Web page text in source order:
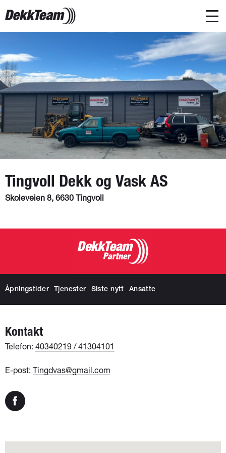
Tingvoll Dekk og Vask AS
Skoleveien 8, 6630 Tingvoll
Åpningstider Tjenester Siste nytt Ansatte
Kontakt
Telefon: 40340219 / 41304101
E-post: Tingdvas@gmail.com